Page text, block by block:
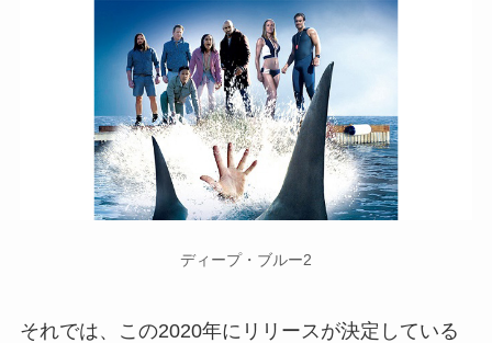
ディープ・ブルー2
それでは、この2020年にリリースが決定している